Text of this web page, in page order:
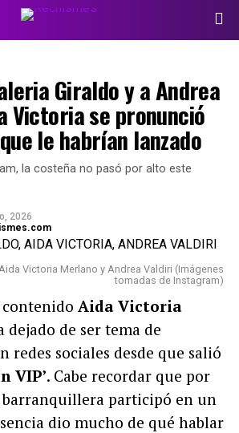
Giraldo y a Andrea
Victoria se pronunció
le habrían lanzado
la costeña no pasó por alto este
2026
Victoria Merlano y Andrea Valdiri (Imágenes
tomadas de Instagram)
Aida Victoria
dejado de ser tema de
redes sociales desde que salió
VIP’. Cabe recordar que por
participó en un
dio mucho de qué hablar